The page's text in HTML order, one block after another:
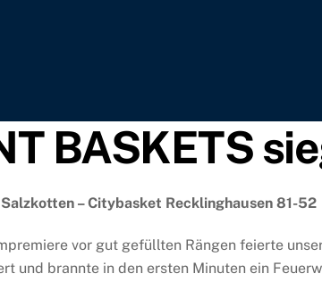
BASKETS
Salzkotten – Citybasket Recklinghausen 81-52
vor gut gefüllten Rängen feierte
und brannte in den ersten Minuten ein